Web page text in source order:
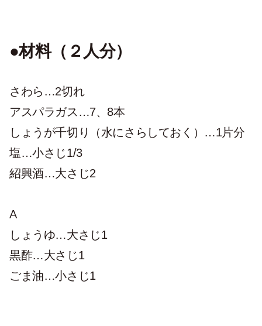
●材料（２人分）
さわら…2切れ
アスパラガス…7、8本
しょうが千切り（水にさらしておく）…1片分
塩…小さじ1/3
紹興酒…大さじ2
A
しょうゆ…大さじ1
黒酢…大さじ1
ごま油…小さじ1